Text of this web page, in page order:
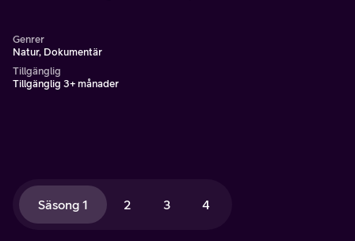
Genrer
Natur, Dokumentär
Tillgänglig
Tillgänglig 3+ månader
Säsong 1 2 3 4